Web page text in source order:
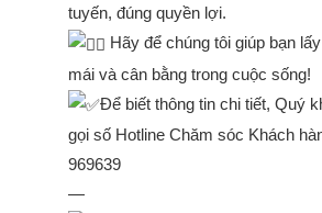
tuyến, đúng quyền lợi.
Hãy để chúng tôi giúp bạn
mái và cân bằng trong cuộc sống!
Để biết thông tin chi tiết, Quý
gọi số Hotline Chăm sóc Khách
969639
—